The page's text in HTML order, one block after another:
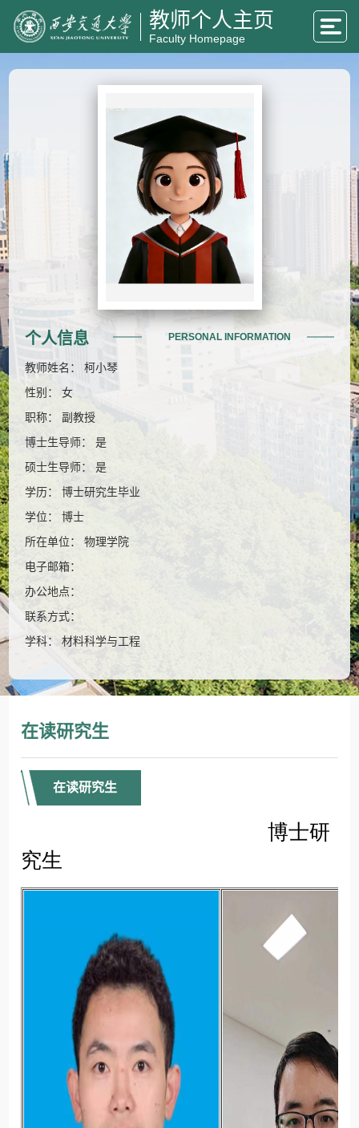
教师个人主页
Faculty Homepage
个人信息 PERSONAL INFORMATION
教师姓名： 柯小琴
性别： 女
职称： 副教授
博士生导师： 是
硕士生导师： 是
学历： 博士研究生毕业
学位： 博士
所在单位： 物理学院
电子邮箱：
办公地点：
联系方式：
学科： 材料科学与工程
在读研究生
在读研究生